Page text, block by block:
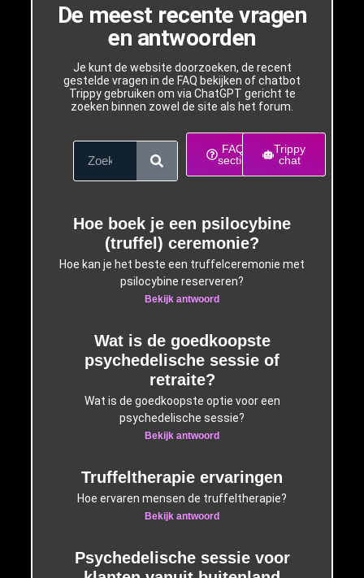
De meest recente vragen
en antwoorden
Je kunt de website doorzoeken, de recent
gestelde vragen in de FAQ bekijken of chatbot
Trippy gebruiken om via ChatGPT gericht te
zoeken binnen zowel de site als het forum.
FAQ
sectie
Trippy
chat
Hoe boek je een psilocybine
(truffel) ceremonie?
Hoe kan je het beste een truffelceremonie met
psilocybine reserveren?
Bekijk antwoord
Wat is de goedkoopste
psychedelische sessie of
retraite?
Wat is de goedkoopste optie voor een
psychedelische sessie?
Bekijk antwoord
Truffeltherapie ervaringen
Hoe ervaren mensen de truffeltherapie?
Bekijk antwoord
Psychedelische sessie voor